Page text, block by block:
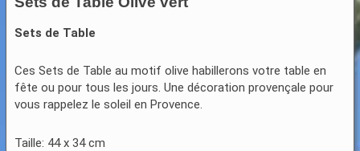
Sets de Table
Ces Sets de Table au motif olive habillerons votre table en
fête ou pour tous les jours. Une décoration provençale pour
vous rappelez le soleil en Provence.
Taille: 44 x 34 cm